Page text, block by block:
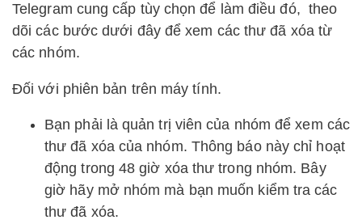
Telegram cung cấp tùy chọn để làm điều đó, theo
dõi các bước dưới đây để xem các thư đã xóa từ
các nhóm.
Đối với phiên bản trên máy tính.
Bạn phải là quản trị viên của nhóm để xem các
thư đã xóa của nhóm. Thông báo này chỉ hoạt
động trong 48 giờ xóa thư trong nhóm. Bây
giờ hãy mở nhóm mà bạn muốn kiểm tra các
thư đã xóa.